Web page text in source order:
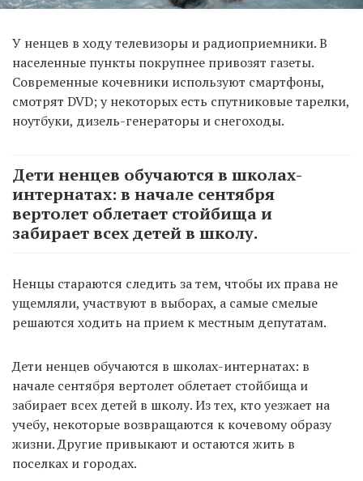
У ненцев в ходу телевизоры и радиоприемники. В
населенные пункты покрупнее привозят газеты.
Современные кочевники используют смартфоны,
смотрят DVD; у некоторых есть спутниковые тарелки,
ноутбуки, дизель-генераторы и снегоходы.
Дети ненцев обучаются в школах-
интернатах: в начале сентября
вертолет облетает стойбища и
забирает всех детей в школу.
Ненцы стараются следить за тем, чтобы их права не
ущемляли, участвуют в выборах, а самые смелые
решаются ходить на прием к местным депутатам.
Дети ненцев обучаются в школах-интернатах: в
начале сентября вертолет облетает стойбища и
забирает всех детей в школу. Из тех, кто уезжает на
учебу, некоторые возвращаются к кочевому образу
жизни. Другие привыкают и остаются жить в
поселках и городах.